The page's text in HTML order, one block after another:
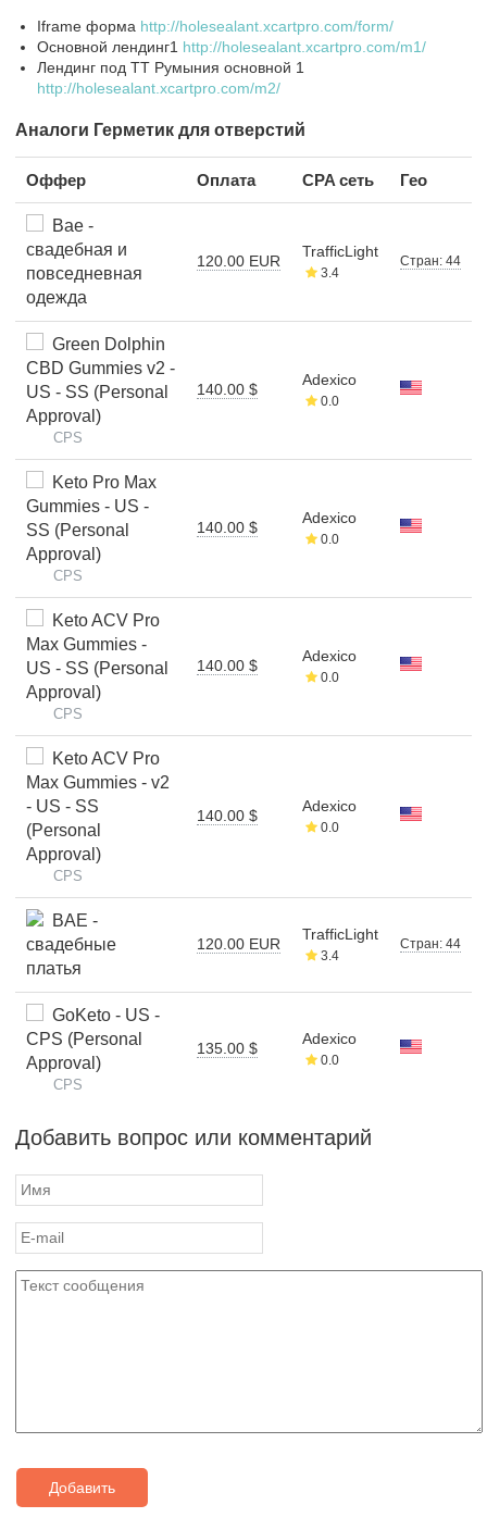
Iframe форма http://holesealant.xcartpro.com/form/
Основной лендинг1 http://holesealant.xcartpro.com/m1/
Лендинг под ТТ Румыния основной 1
http://holesealant.xcartpro.com/m2/
Аналоги Герметик для отверстий
Оффер Оплата CPA сеть Гео
Bae -
свадебная и
повседневная
одежда
120.00 EUR
TrafficLight
3.4
Стран: 44
Green Dolphin
CBD Gummies v2 -
US - SS (Personal
Approval)
CPS
140.00 $
Adexico
0.0
Keto Pro Max
Gummies - US -
SS (Personal
Approval)
CPS
140.00 $
Adexico
0.0
Keto ACV Pro
Max Gummies -
US - SS (Personal
Approval)
CPS
140.00 $
Adexico
0.0
Keto ACV Pro
Max Gummies - v2
- US - SS
(Personal
Approval)
CPS
140.00 $
Adexico
0.0
BAE -
свадебные
платья
120.00 EUR
TrafficLight
3.4
Стран: 44
GoKeto - US -
CPS (Personal
Approval)
CPS
135.00 $
Adexico
0.0
Добавить вопрос или комментарий
Добавить